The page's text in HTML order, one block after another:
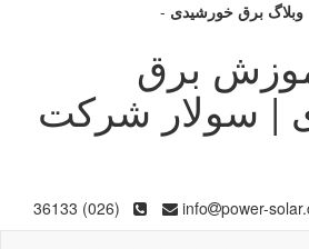
وبلاگ برق خورشیدی -
برق
| سولار شرکت
info power-
(026) 36133